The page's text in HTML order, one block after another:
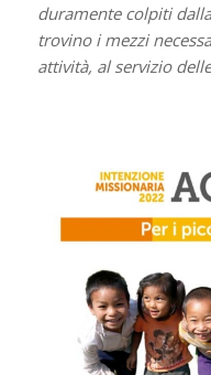
duramente colpiti
trovino i mezzi
attività, al servizio